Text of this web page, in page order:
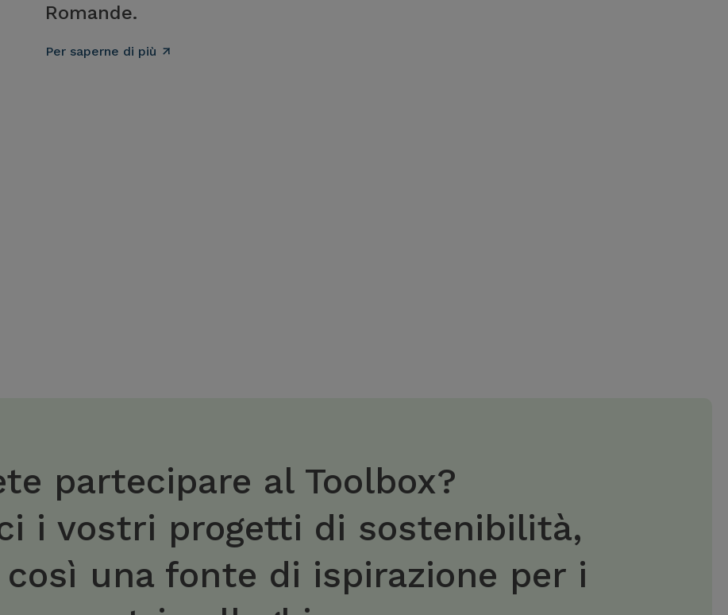
Romande.
Per saperne di più
partecipare al Toolbox?
i vostri progetti di sostenibilità,
una fonte di ispirazione per i